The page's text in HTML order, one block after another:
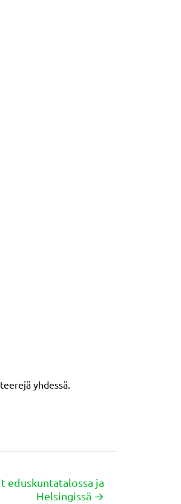
yhdessä.
eduskuntatalossa ja
Helsingissä →